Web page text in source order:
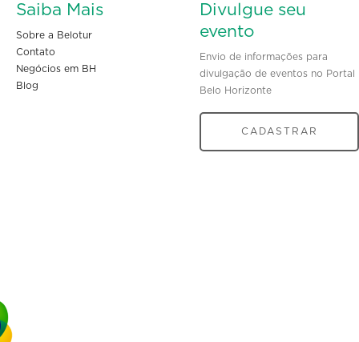
Saiba Mais
Sobre a Belotur
Contato
Negócios em BH
Blog
Divulgue seu
evento
Envio de informações para
divulgação de eventos no Portal
Belo Horizonte
CADASTRAR